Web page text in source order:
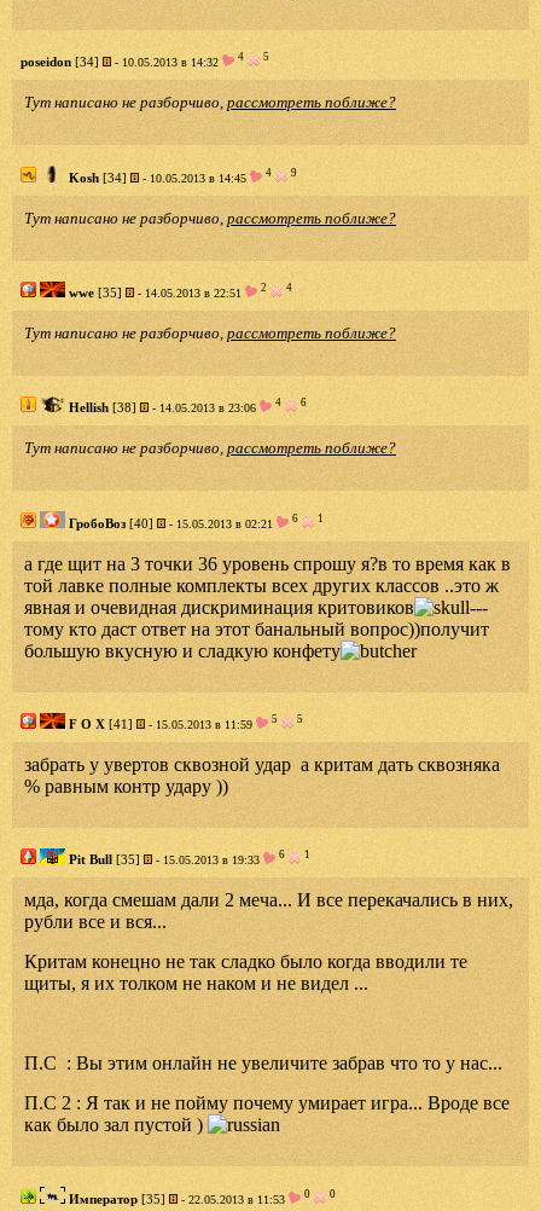
poseidon [34] - 10.05.2013 в 14:32 4 5
Тут написано не разборчиво, рассмотреть поближе?
Kosh [34] - 10.05.2013 в 14:45 4 9
Тут написано не разборчиво, рассмотреть поближе?
wwe [35] - 14.05.2013 в 22:51 2 4
Тут написано не разборчиво, рассмотреть поближе?
Hellish [38] - 14.05.2013 в 23:06 4 6
Тут написано не разборчиво, рассмотреть поближе?
ГробоВоз[40] - 15.05.2013 в 02:21 6 1
а где щит на 3 точки 36 уровень спрошу я?в то время как в
той лавке полные комплекты всех других классов ..это ж
явная и очевидная дискриминация критовиков
---
тому кто даст ответ на этот банальный вопрос))получит
большую вкусную и сладкую конфету
F O X [41] - 15.05.2013 в 11:59 5 5
забрать у увертов сквозной удар а критам дать сквозняка
% равным контр удару ))
Pit Bull [35] - 15.05.2013 в 19:33 6 1
мда, когда смешам дали 2 меча... И все перекачались в них,
рубли все и вся...
Критам конецно не так сладко было когда вводили те
щиты, я их толком не наком и не видел ...
П.С : Вы этим онлайн не увеличите забрав что то у нас...
П.С 2 : Я так и не пойму почему умирает игра... Вроде все
как было зал пустой )
Император [35] - 22.05.2013 в 11:53 0 0